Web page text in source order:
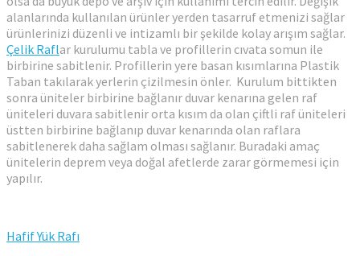
alanlarında kullanılan ürünler yerden tasarruf etmenizi sağlar
ürünlerinizi düzenli ve intizamlı bir şekilde kolay arışım sağlar.
Çelik Raflar kurulumu tabla ve profillerin cıvata somun ile
birbirine sabitlenir. Profillerin yere basan kısımlarına Plastik
Taban takılarak yerlerin çizilmesin önler. Kurulum bittikten
sonra üniteler birbirine bağlanır duvar kenarına gelen raf
üniteleri duvara sabitlenir orta kısım da olan çiftli raf üniteleri
üstten birbirine bağlanıp duvar kenarında olan raflara
sabitlenerek daha sağlam olması sağlanır. Buradaki amaç
ünitelerin deprem veya doğal afetlerde zarar görmemesi için
yapılır.
Hafif Yük Rafı